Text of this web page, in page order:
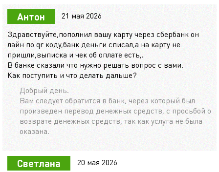
Антон
21 мая 2026
Здравствуйте,пополнил вашу карту через сбербанк он
лайн по qr коду,банк деньги списал,а на карту не
пришли,выписка и чек об оплате есть,.
В банке сказали что нужно решать вопрос с вами.
Как поступить и что делать дальше?
Добрый день.
Вам следует обратится в банк, через который был
произведен перевод денежных средств, с просьбой о
возврате денежных средств, так как услуга не была
оказана.
Светлана
20 мая 2026